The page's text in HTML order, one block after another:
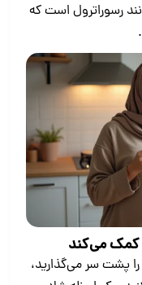
رسوراترول است که
کمک می‌کند
پشت سر می‌گذارید،